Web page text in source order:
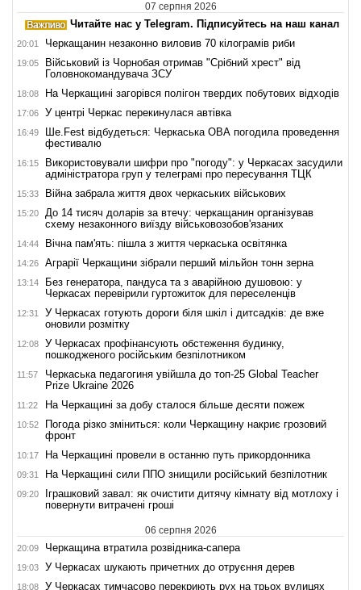
07 серпня 2026
Читайте нас у Telegram. Підписуйтесь на наш канал
20:01 Черкащанин незаконно виловив 70 кілограмів риби
19:05
Військовий із Чорнобая отримав "Срібний хрест" від
Головнокомандувача ЗСУ
18:08 На Черкащині загорівся полігон твердих побутових відходів
17:06 У центрі Черкас перекинулася автівка
16:49
Ше.Fest відбудеться: Черкаська ОВА погодила проведення
фестивалю
16:15
Використовували шифри про "погоду": у Черкасах засудили
адміністратора груп у телеграмі про пересування ТЦК
15:33 Війна забрала життя двох черкаських військових
15:20
До 14 тисяч доларів за втечу: черкащанин організував
схему незаконного виїзду військовозобов'язаних
14:44 Вічна пам'ять: пішла з життя черкаська освітянка
14:26 Аграрії Черкащини зібрали перший мільйон тонн зерна
13:14
Без генератора, пандуса та з аварійною душовою: у
Черкасах перевірили гуртожиток для переселенців
12:31
У Черкасах готують дороги біля шкіл і дитсадків: де вже
оновили розмітку
12:08
У Черкасах профінансують обстеження будинку,
пошкодженого російським безпілотником
11:57
Черкаська педагогиня увійшла до топ-25 Global Teacher
Prize Ukraine 2026
11:22 На Черкащині за добу сталося більше десяти пожеж
10:52
Погода різко зміниться: коли Черкащину накриє грозовий
фронт
10:17 На Черкащині провели в останню путь прикордонника
09:31 На Черкащині сили ППО знищили російський безпілотник
09:20
Іграшковий завал: як очистити дитячу кімнату від мотлоху і
повернути витрачені гроші
06 серпня 2026
20:09 Черкащина втратила розвідника-сапера
19:03 У Черкасах шукають причетних до отруєння дерев
18:08 У Черкасах тимчасово перекриють рух на трьох вулицях